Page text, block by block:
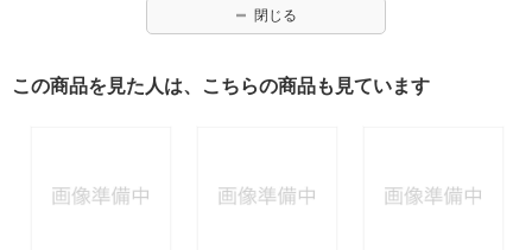
閉じる
この商品を見た人は、こちらの商品も見ています